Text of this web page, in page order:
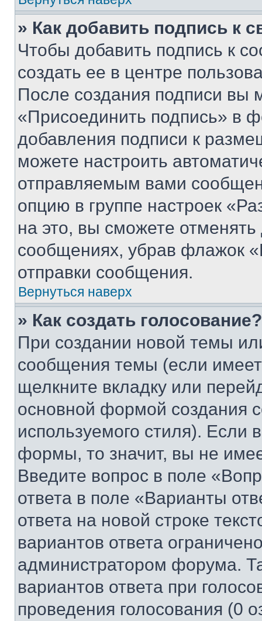
» Как добавить подпись к
Чтобы добавить подпись к
создать ее в центре
После создания подписи вы
«Присоединить подпись» в
добавления подписи к
можете настроить
отправляемым вами
опцию в группе настроек
на это, вы сможете
сообщениях, убрав флажок
отправки сообщения.
Вернуться наверх
» Как создать голосование?
При создании новой темы
сообщения темы (если
щелкните вкладку или
основной формой создания
используемого стиля). Если
формы, то значит, вы не
Введите вопрос в поле
ответа в поле «Варианты
ответа на новой строке
вариантов ответа
администратором форума.
вариантов ответа при
проведения голосования (0